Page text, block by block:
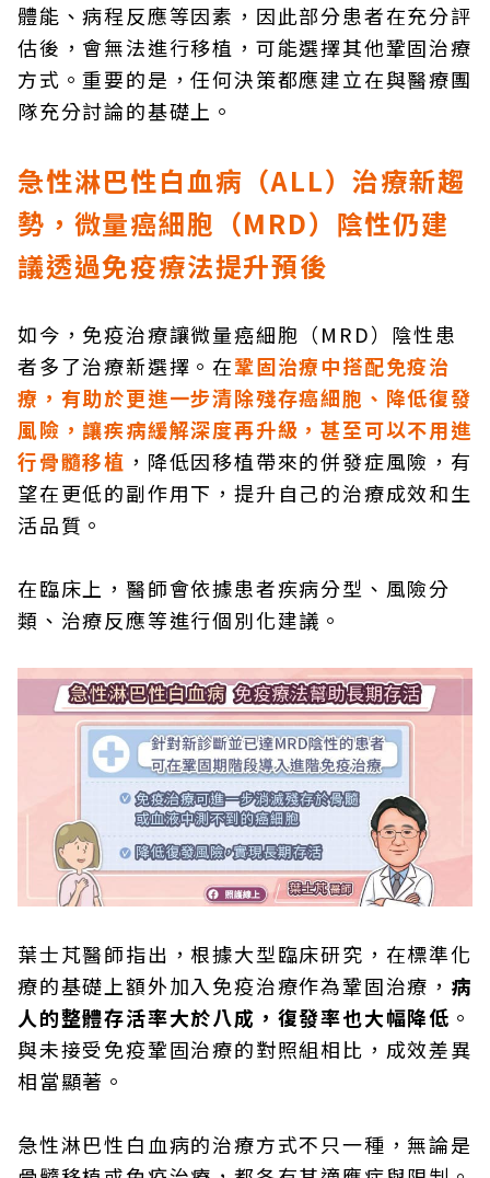
體能、病程反應等因素，因此部分患者在充分評
估後，會無法進行移植，可能選擇其他鞏固治療
方式。重要的是，任何決策都應建立在與醫療團
隊充分討論的基礎上。
急性淋巴性白血病（ALL）治療新趨
勢，微量癌細胞（MRD）陰性仍建
議透過免疫療法提升預後
如今，免疫治療讓微量癌細胞（MRD）陰性患
者多了治療新選擇。在鞏固治療中搭配免疫治
療，有助於更進一步清除殘存癌細胞、降低復發
風險，讓疾病緩解深度再升級，甚至可以不用進
行骨髓移植 ，降低因移植帶來的併發症風險，有
望在更低的副作用下，提升自己的治療成效和生
活品質。
在臨床上，醫師會依據患者疾病分型、風險分
類、治療反應等進行個別化建議。
葉士芃醫師指出，根據大型臨床研究，在標準化
療的基礎上額外加入免疫治療作為鞏固治療， 病
人的整體存活率大於八成，復發率也大幅降低 。
與未接受免疫鞏固治療的對照組相比，成效差異
相當顯著。
急性淋巴性白血病的治療方式不只一種，無論是